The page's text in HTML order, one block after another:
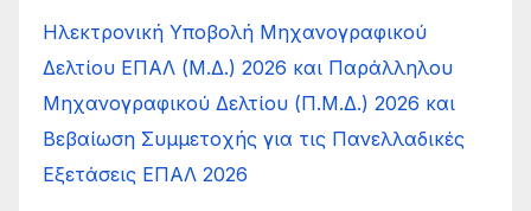
Ηλεκτρονική Υποβολή Μηχανογραφικού
Δελτίου ΕΠΑΛ (Μ.Δ.) 2026 και Παράλληλου
Μηχανογραφικού Δελτίου (Π.Μ.Δ.) 2026 και
Βεβαίωση Συμμετοχής για τις Πανελλαδικές
Εξετάσεις ΕΠΑΛ 2026